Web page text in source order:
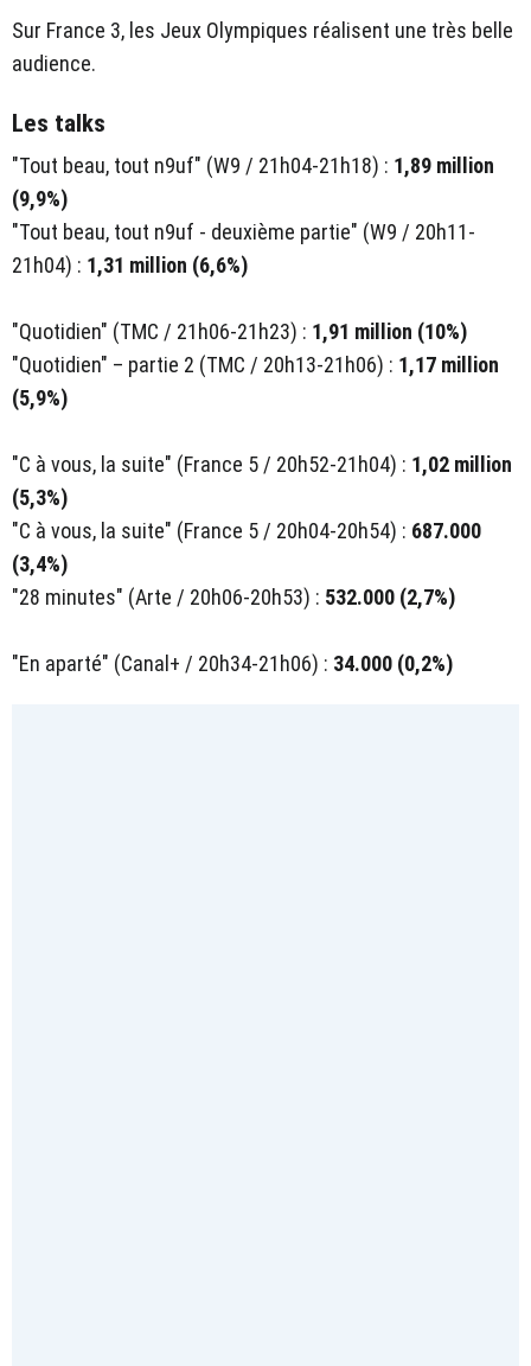
Sur France 3, les Jeux Olympiques réalisent une très belle
audience.
Les talks
"Tout beau, tout n9uf" (W9 / 21h04-21h18) : 1,89 million
(9,9%)
"Tout beau, tout n9uf - deuxième partie" (W9 / 20h11-
21h04) : 1,31 million (6,6%)
"Quotidien" (TMC / 21h06-21h23) : 1,91 million (10%)
"Quotidien" – partie 2 (TMC / 20h13-21h06) : 1,17 million
(5,9%)
"C à vous, la suite" (France 5 / 20h52-21h04) : 1,02 million
(5,3%)
"C à vous, la suite" (France 5 / 20h04-20h54) : 687.000
(3,4%)
"28 minutes" (Arte / 20h06-20h53) : 532.000 (2,7%)
"En aparté" (Canal+ / 20h34-21h06) : 34.000 (0,2%)